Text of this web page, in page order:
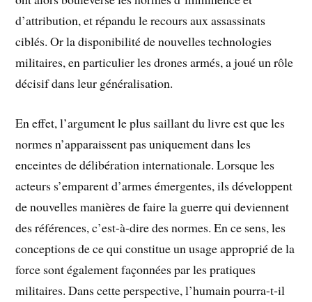
d’attribution, et répandu le recours aux assassinats
ciblés. Or la disponibilité de nouvelles technologies
militaires, en particulier les drones armés, a joué un rôle
décisif dans leur généralisation.
En effet, l’argument le plus saillant du livre est que les
normes n’apparaissent pas uniquement dans les
enceintes de délibération internationale. Lorsque les
acteurs s’emparent d’armes émergentes, ils développent
de nouvelles manières de faire la guerre qui deviennent
des références, c’est-à-dire des normes. En ce sens, les
conceptions de ce qui constitue un usage approprié de la
force sont également façonnées par les pratiques
militaires. Dans cette perspective, l’humain pourra-t‑il